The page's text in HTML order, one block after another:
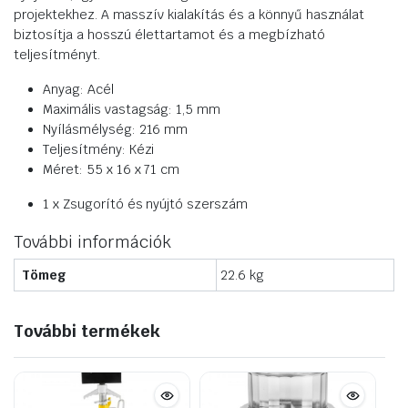
projektekhez. A masszív kialakítás és a könnyű használat
biztosítja a hosszú élettartamot és a megbízható
teljesítményt.
Anyag: Acél
Maximális vastagság: 1,5 mm
Nyílásmélység: 216 mm
Teljesítmény: Kézi
Méret: 55 x 16 x 71 cm
1 x Zsugorító és nyújtó szerszám
További információk
Tömeg 22.6 kg
További termékek